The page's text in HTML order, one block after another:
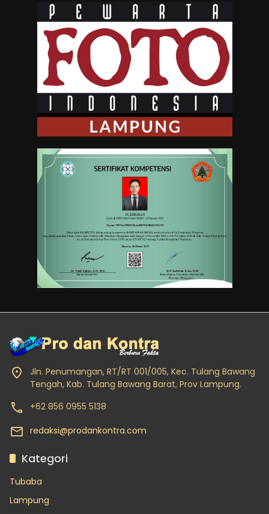
Jln. Penumangan, RT/RT 001/005, Kec. Tulang Bawang
Tengah, Kab. Tulang Bawang Barat, Prov Lampung.
+62 856 0955 5138
redaksi@prodankontra.com
Kategori
Tubaba
Lampung